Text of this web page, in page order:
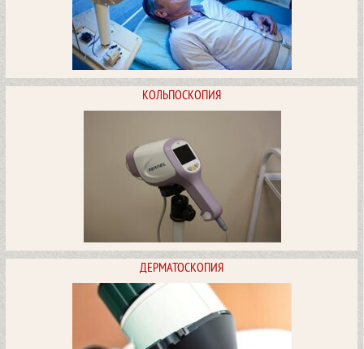
Сомнология
ПОСМОТРЕТЬ
КОЛЬПОСКОПИЯ
Кольпоскопия
ПОСМОТРЕТЬ
ДЕРМАТОСКОПИЯ